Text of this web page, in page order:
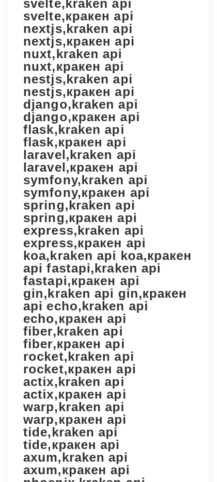
svelte,kraken api
svelte,кракен api
nextjs,kraken api
nextjs,кракен api
nuxt,kraken api
nuxt,кракен api
nestjs,kraken api
nestjs,кракен api
django,kraken api
django,кракен api
flask,kraken api
flask,кракен api
laravel,kraken api
laravel,кракен api
symfony,kraken api
symfony,кракен api
spring,kraken api
spring,кракен api
express,kraken api
express,кракен api
koa,kraken api koa,кракен
api fastapi,kraken api
fastapi,кракен api
gin,kraken api gin,кракен
api echo,kraken api
echo,кракен api
fiber,kraken api
fiber,кракен api
rocket,kraken api
rocket,кракен api
actix,kraken api
actix,кракен api
warp,kraken api
warp,кракен api
tide,kraken api
tide,кракен api
axum,kraken api
axum,кракен api